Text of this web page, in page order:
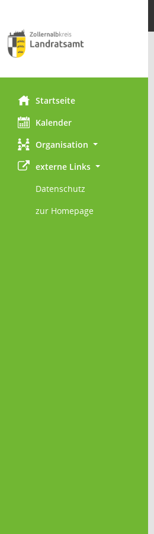
Startseite
Kalender
Organisation
externe Links
Datenschutz
zur Homepage